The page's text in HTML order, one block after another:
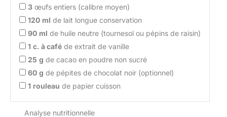
3 œufs entiers (calibre moyen)
120 ml de lait longue conservation
90 ml de huile neutre (tournesol ou pépins de raisin)
1 c. à café de extrait de vanille
25 g de cacao en poudre non sucré
60 g de pépites de chocolat noir (optionnel)
1 rouleau de papier cuisson
Analyse nutritionnelle